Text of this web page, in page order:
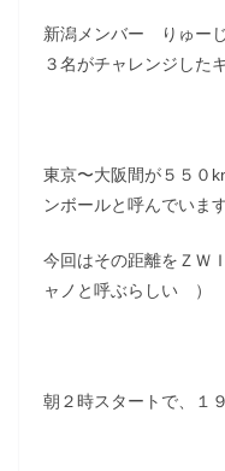
新潟メンバー りゅー
３名がチャレンジした
東京〜大阪間が５５０
ンボールと呼んでいま
今回はその距離をＺ
ャノと呼ぶらしい ）
朝２時スタートで、１